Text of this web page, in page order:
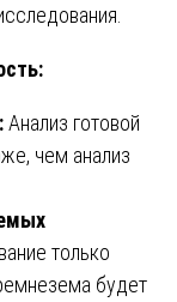
Анализ готовой
чем анализ
только
будет